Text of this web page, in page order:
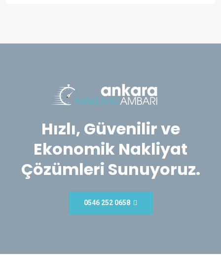
Hızlı, Güvenilir ve
Ekonomik Nakliyat
Çözümleri Sunuyoruz.
0546 252 0658